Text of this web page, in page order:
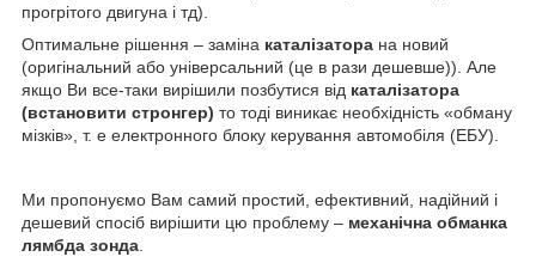
прогрітого двигуна і тд).
Оптимальне рішення – заміна каталізатора на новий
(оригінальний або універсальний (це в рази дешевше)). Але
якщо Ви все-таки вирішили позбутися від каталізатора
(встановити стронгер) то тоді виникає необхідність «обману
мізків», т. е електронного блоку керування автомобіля (ЕБУ).
Ми пропонуємо Вам самий простий, ефективний, надійний і
дешевий спосіб вирішити цю проблему – механічна обманка
лямбда зонда